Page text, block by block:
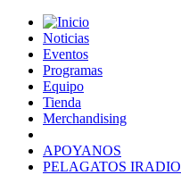
Noticias
Eventos
Programas
Equipo
Tienda
Merchandising
APOYANOS
PELAGATOS IRADIO